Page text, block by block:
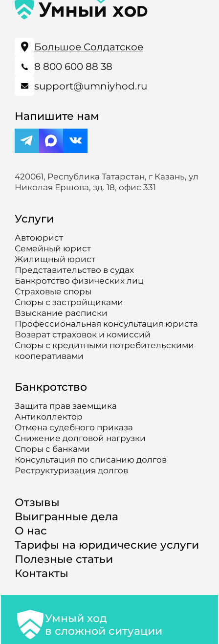
Большое Солдатское
8 800 600 88 38
support@umniyhod.ru
Напишите нам
420061, Республика Татарстан, г Казань, ул
Николая Ершова, зд. 18, офис 331
Услуги
Автоюрист
Семейный юрист
Жилищный юрист
Представительство в судах
Банкротство физических лиц
Страховые споры
Споры с застройщиками
Взыскание расписки
Профессиональная консультация юриста
Возврат страховок и комиссий
Споры с кредитными потребительскими
кооперативами
Банкротство
Защита прав заемщика
Антиколлектор
Отмена судебного приказа
Снижение долговой нагрузки
Споры с банками
Консультация по списанию долгов
Реструктуризация долгов
Отзывы
Выигранные дела
О нас
Тарифы на юридические услуги
Полезные статьи
Контакты
Умный ход
в сложной ситуации